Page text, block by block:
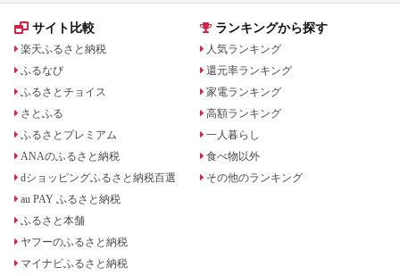
サイト比較
楽天ふるさと納税
ふるなび
ふるさとチョイス
さとふる
ふるさとプレミアム
ANAのふるさと納税
dショッピングふるさと納税百選
au PAY ふるさと納税
ふるさと本舗
ヤフーのふるさと納税
マイナビふるさと納税
ランキングから探す
人気ランキング
還元率ランキング
家電ランキング
高額ランキング
一人暮らし
食べ物以外
その他のランキング